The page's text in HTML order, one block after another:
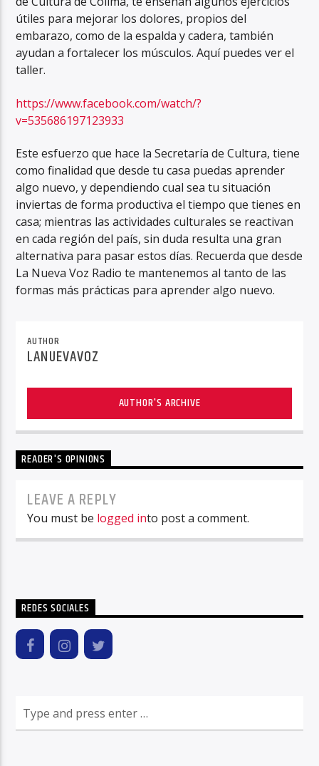
útiles para mejorar los dolores, propios del
embarazo, como de la espalda y cadera, también
ayudan a fortalecer los músculos. Aquí puedes ver el
taller.
https://www.facebook.com/watch/?
v=535686197123933
Este esfuerzo que hace la Secretaría de Cultura, tiene
como finalidad que desde tu casa puedas aprender
algo nuevo, y dependiendo cual sea tu situación
inviertas de forma productiva el tiempo que tienes en
casa; mientras las actividades culturales se reactivan
en cada región del país, sin duda resulta una gran
alternativa para pasar estos días. Recuerda que desde
La Nueva Voz Radio te mantenemos al tanto de las
formas más prácticas para aprender algo nuevo.
AUTHOR
LANUEVAVOZ
AUTHOR'S ARCHIVE
READER'S OPINIONS
LEAVE A REPLY
You must be logged into post a comment.
REDES SOCIALES